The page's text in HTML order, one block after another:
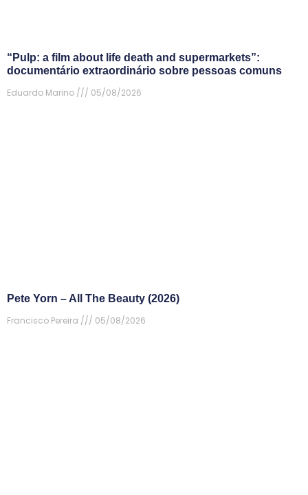
“Pulp: a film about life death and supermarkets”:
documentário extraordinário sobre pessoas comuns
Eduardo Marino
05/08/2026
Pete Yorn – All The Beauty (2026)
Francisco Pereira
05/08/2026